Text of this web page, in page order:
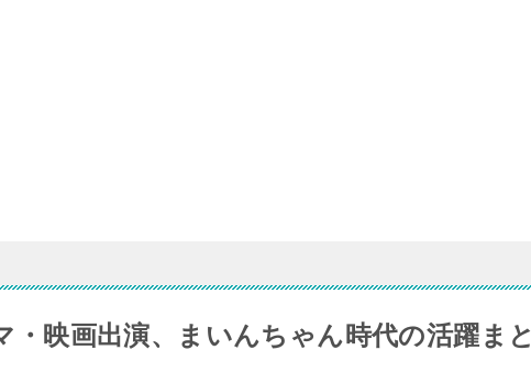
・映画出演、まいんちゃん時代の活躍まと